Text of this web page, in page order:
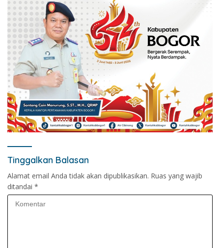
Tinggalkan Balasan
Alamat email Anda tidak akan dipublikasikan. Ruas yang wajib
ditandai *